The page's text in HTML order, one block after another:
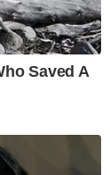
Saved A